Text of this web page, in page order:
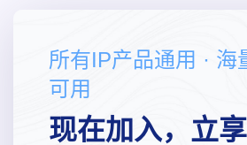
所有IP产品通用 · 海
可用
现在加入，立享